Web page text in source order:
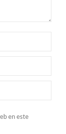
en este